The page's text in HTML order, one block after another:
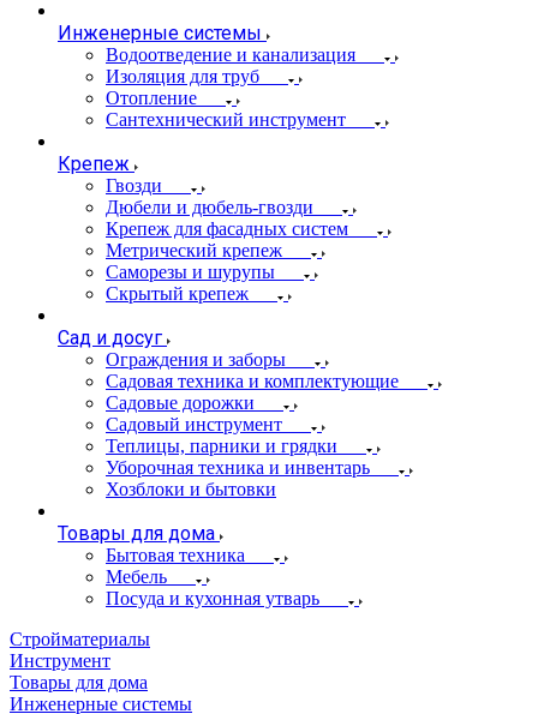
Инженерные системы
Водоотведение и канализация
Изоляция для труб
Отопление
Сантехнический инструмент
Крепеж
Гвозди
Дюбели и дюбель-гвозди
Крепеж для фасадных систем
Метрический крепеж
Саморезы и шурупы
Скрытый крепеж
Сад и досуг
Ограждения и заборы
Садовая техника и комплектующие
Садовые дорожки
Садовый инструмент
Теплицы, парники и грядки
Уборочная техника и инвентарь
Хозблоки и бытовки
Товары для дома
Бытовая техника
Мебель
Посуда и кухонная утварь
Стройматериалы
Инструмент
Товары для дома
Инженерные системы